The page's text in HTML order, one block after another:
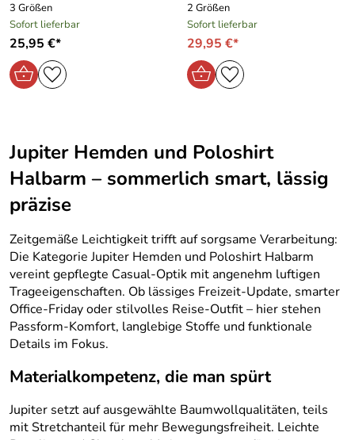
3 Größen
Sofort lieferbar
25,95 €*
2 Größen
Sofort lieferbar
29,95 €*
Jupiter Hemden und Poloshirt
Halbarm – sommerlich smart, lässig
präzise
Zeitgemäße Leichtigkeit trifft auf sorgsame Verarbeitung:
Die Kategorie Jupiter Hemden und Poloshirt Halbarm
vereint gepflegte Casual-Optik mit angenehm luftigen
Trageeigenschaften. Ob lässiges Freizeit-Update, smarter
Office-Friday oder stilvolles Reise-Outfit – hier stehen
Passform-Komfort, langlebige Stoffe und funktionale
Details im Fokus.
Materialkompetenz, die man spürt
Jupiter setzt auf ausgewählte Baumwollqualitäten, teils
mit Stretchanteil für mehr Bewegungsfreiheit. Leichte